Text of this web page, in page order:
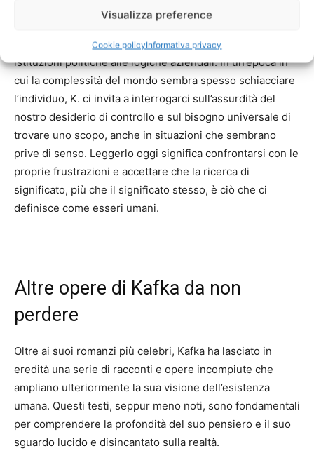
Visualizza preference
Cookie policyInformativa privacy
non parla solo di un uomo che cerca invano di
ottenere risposte: è un’allegoria potente per chiunque si
confronti con l’opacità delle strutture di potere, dalle
istituzioni politiche alle logiche aziendali. In un’epoca in
cui la complessità del mondo sembra spesso schiacciare
l’individuo, K. ci invita a interrogarci sull’assurdità del
nostro desiderio di controllo e sul bisogno universale di
trovare uno scopo, anche in situazioni che sembrano
prive di senso. Leggerlo oggi significa confrontarsi con le
proprie frustrazioni e accettare che la ricerca di
significato, più che il significato stesso, è ciò che ci
definisce come esseri umani.
Altre opere di Kafka da non
perdere
Oltre ai suoi romanzi più celebri, Kafka ha lasciato in
eredità una serie di racconti e opere incompiute che
ampliano ulteriormente la sua visione dell’esistenza
umana. Questi testi, seppur meno noti, sono fondamentali
per comprendere la profondità del suo pensiero e il suo
sguardo lucido e disincantato sulla realtà.